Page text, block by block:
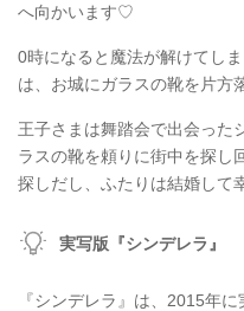
へ向かいます♡
0時になると魔法が解けてし
は、お城にガラスの靴を片方
王子さまは舞踏会で出会った
ラスの靴を頼りに街中を探し
探しだし、ふたりは結婚して
実写版『シンデレラ』
『シンデレラ』は、2015年